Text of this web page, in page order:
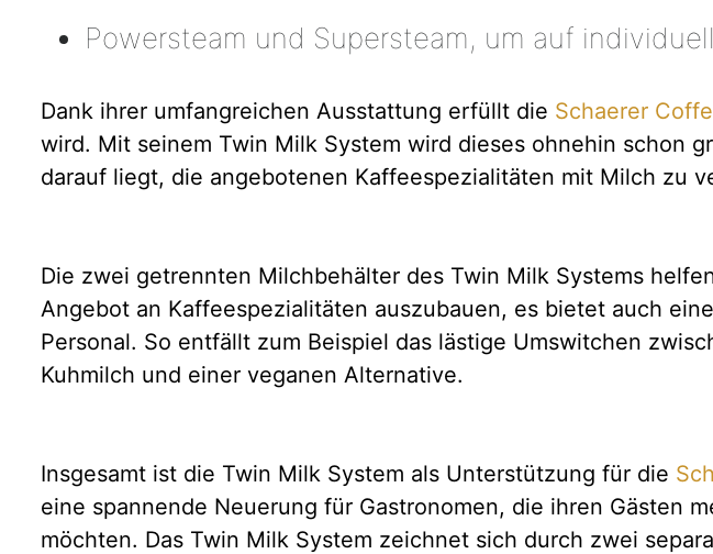
Powersteam und Supersteam, um auf
Dank ihrer umfangreichen Ausstattung erfüllt die Schaerer
wird. Mit seinem Twin Milk System wird dieses ohnehin schon
darauf liegt, die angebotenen Kaffeespezialitäten mit Milch zu
Die zwei getrennten Milchbehälter des Twin Milk Systems
Angebot an Kaffeespezialitäten auszubauen, es bietet auch
Personal. So entfällt zum Beispiel das lästige Umswitchen
Kuhmilch und einer veganen Alternative.
Insgesamt ist die Twin Milk System als Unterstützung für die
eine spannende Neuerung für Gastronomen, die ihren Gästen
möchten. Das Twin Milk System zeichnet sich durch zwei